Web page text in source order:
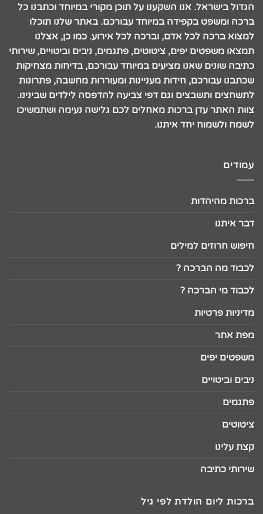
הגדול בישראל. אנו השקענו על תוכן מקורי במיוחד וכתבנו כל
ברכה ומשפט בקפידה במיוחד עבורכם. באתר שלנו תוכלו
למצוא ברכה לכל אדם, וברכה לכל אירוע. כמו כן, אצלנו
תמצאו משפטים יפים, ציטוטים, פתגמים, ניבים וביטויים, שירותי
כתיבה שונים שאנו מציעים במיוחד עבורכם, בדיחות מצחיקות
שכתבנו עבורכם, חידות מעניינות ומעוררות מחשבה, פתרונות
לתשחצים ותשבצים וגם דפי צביעה להדפסה לילדים שבינינו.
צוות האתר עדן ברכות מאחלים לכם גלישה נעימה ושתמשיכו
לשמח ולשמוח יחד איתנו.
עמודים
ברכות מהיהדות
דבר איתנו
חיפוש חרוזים למילים
לכבוד מה הברכה ?
לכבוד מי הברכה ?
מדיניות פרטיות
מפת אתר
משפטים יפים
ניבים וביטויים
פתגמים
ציטוטים
קצת עלינו
שירותי כתיבה
ברכות ליום הולדת לפי גיל